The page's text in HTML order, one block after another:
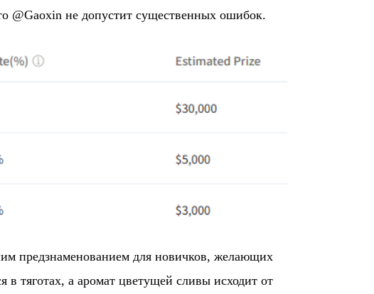
@Gaoxin не допустит существенных ошибок.
предзнаменованием для новичков, желающих
тяготах, а аромат цветущей сливы исходит от